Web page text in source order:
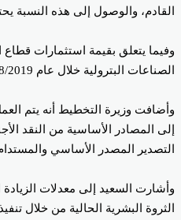
القادم، والوصول إلى هذه النسبة
الصناعات البترولية خلال عام 2018/2019 وصلت إلى 95%، ونعمل على زيادة نسبة الاستثمارات في قطاع الصناعة التحويلية لأنها تنعكس على زيادة فرص العمل التي لها قيمة مضافة.
التصدير المصدر الأساسي